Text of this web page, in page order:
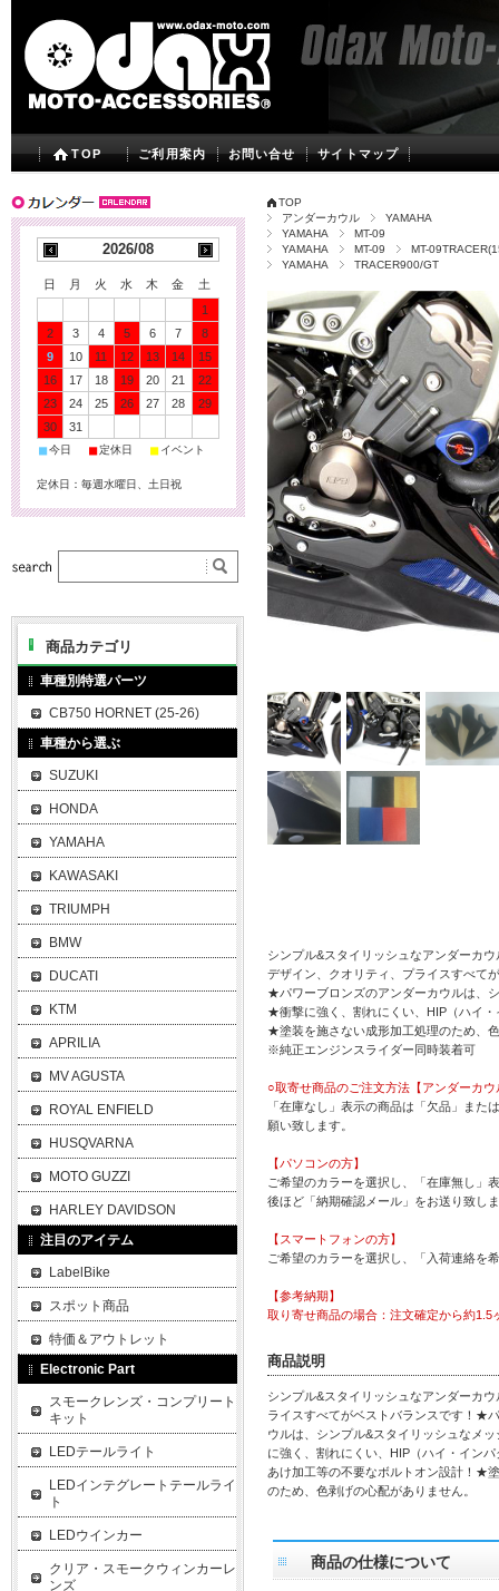
TOP ご利用案内 お問い合せ サイトマップ
TOP
アンダーカウル
YAMAHA
YAMAHA
MT-09
YAMAHA
MT-09
MT-
YAMAHA
TRACER900/GT
シンプル&スタイリッシュなアンダーカウ
デザイン、クオリティ、プライスすべて
★パワーブロンズのアンダーカウルは、
★衝撃に強く、割れにくい、HIP（ハイ
★塗装を施さない成形加工処理のため、
※純正エンジンスライダー同時装着可
○取寄せ商品のご注文方法【アンダーカウ
「在庫なし」表示の商品は「欠品」ま
願い致します。
【パソコンの方】
ご希望のカラーを選択し、「在庫無し」
後ほど「納期確認メール」をお送り致し
【スマートフォンの方】
ご希望のカラーを選択し、「入荷連絡を
【参考納期】
取り寄せ商品の場合：注文確定から約1.5
商品説明
シンプル&スタイリッシュなアンダーカ
ライスすべてがベストバランスです！★
ウルは、シンプル&スタイリッシュなメ
に強く、割れにくい、HIP（ハイ・イン
あけ加工等の不要なボルトオン設計！★
のため、色剥げの心配がありません。
商品の仕様について
2026/08
日 月 火 水 木 金
土
1
2
3 4 5 6 7
8
9
10 11 12 13 14
15
16
17 18 19 20 21
22
23
24 25 26 27 28
29
30
31
■今日 ■定休日 ■ イベント
定休日：毎週水曜日、土日祝
商品カテゴリ
車種別特選パーツ
CB750 HORNET (25-26)
車種から選ぶ
SUZUKI
HONDA
YAMAHA
KAWASAKI
TRIUMPH
BMW
DUCATI
KTM
APRILIA
MV AGUSTA
ROYAL ENFIELD
HUSQVARNA
MOTO GUZZI
HARLEY DAVIDSON
注目のアイテム
LabelBike
スポット商品
特価＆アウトレット
Electronic Part
スモークレンズ・コンプリート
キット
LEDテールライト
LEDインテグレートテールライ
ト
LEDウインカー
クリア・スモークウィンカーレ
ンズ